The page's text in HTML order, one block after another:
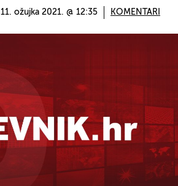
11. ožujka 2021. @ 12:35 KOMENTARI